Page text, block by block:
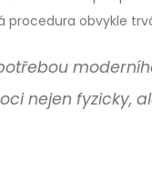
obvykle
nejen fyzicky,